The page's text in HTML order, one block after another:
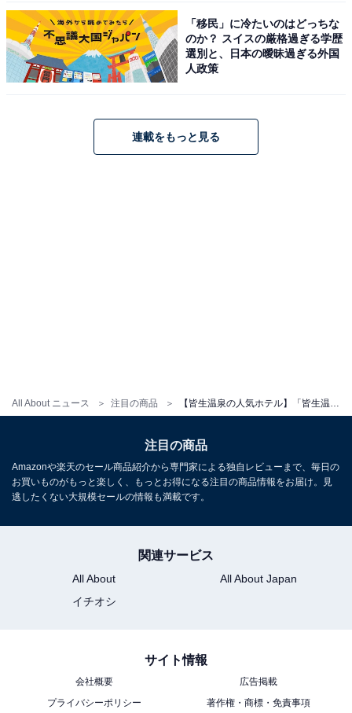
All About ニュース 注目の商品
アクセス・料金・宿泊情報は？
所在地：鳥取県米子市皆生温泉2丁目5-1
チェックアウト：10:00
※掲載されている情報は記事公開時のものです。あらか
じめご了承ください。
「移民」に冷たいのはどっちな
のか？ スイスの厳格過ぎる学歴
選別と、日本の曖昧過ぎる外国
人政策
連載をもっと見る
注目の商品
Amazonや楽天のセール商品紹介から専門家による独自レビューまで、毎日の
お買いものがもっと楽しく、もっとお得になる注目の商品情報をお届け。見
逃したくない大規模セールの情報も満載です。
関連サービス
All About
All About Japan
イチオシ
サイト情報
会社概要
広告掲載
プライバシーポリシー
著作権・商標・免責事項